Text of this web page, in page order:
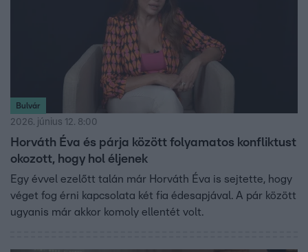
Bulvár
2026. június 12. 8:00
Horváth Éva és párja között folyamatos konfliktust
okozott, hogy hol éljenek
Egy évvel ezelőtt talán már Horváth Éva is sejtette, hogy
véget fog érni kapcsolata két fia édesapjával. A pár között
ugyanis már akkor komoly ellentét volt.